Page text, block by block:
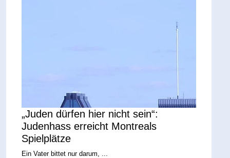
„Juden dürfen hier nicht sein“:
Judenhass erreicht Montreals
Spielplätze
Ein Vater bittet nur darum, ...